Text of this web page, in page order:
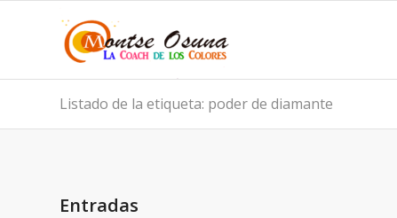
Listado de la etiqueta: poder de diamante
Entradas